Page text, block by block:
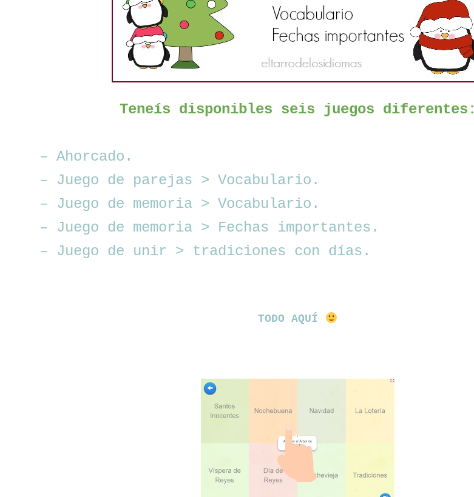
Teneís disponibles seis juegos diferentes:
– Ahorcado.
– Juego de parejas > Vocabulario.
– Juego de memoria > Vocabulario.
– Juego de memoria > Fechas importantes.
– Juego de unir > tradiciones con días.
TODO AQUÍ